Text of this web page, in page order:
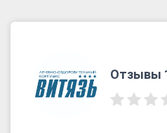
Отзывы